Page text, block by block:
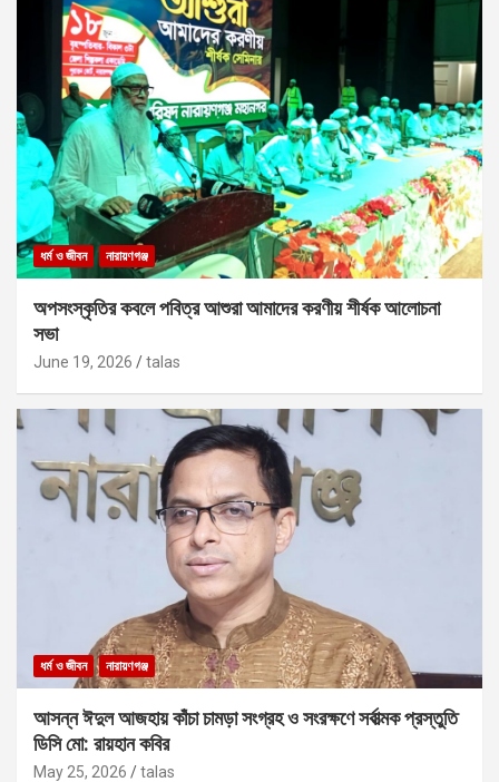
ধর্ম ও জীবন নারায়ণগঞ্জ
অপসংস্কৃতির কবলে পবিত্র আশুরা আমাদের করণীয় শীর্ষক আলোচনা
সভা
June 19, 2026 talas
ধর্ম ও জীবন নারায়ণগঞ্জ
আসন্ন ঈদুল আজহায় কাঁচা চামড়া সংগ্রহ ও সংরক্ষণে সর্বাত্মক প্রস্তুতি
ডিসি মো: রায়হান কবির
May 25, 2026 talas